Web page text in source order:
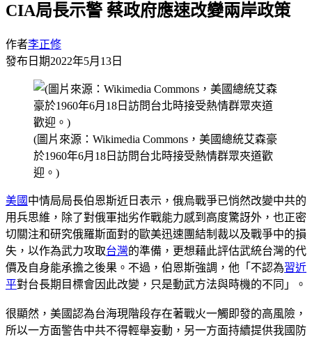
CIA局長示警 蔡政府應速改變兩岸政策
作者李正修
發布日期2022年5月13日
(圖片來源：Wikimedia Commons，美國總統艾森豪
於1960年6月18日訪問台北時接受熱情群眾夾道歡
迎。)
美國 中情局局長伯恩斯近日表示，俄烏戰爭已悄然改變中共的
用兵思維，除了對俄軍拙劣作戰能力感到高度驚訝外，也正密
切關注和研究俄羅斯面對的歐美迅速團結制裁以及戰爭中的損
失，以作為武力攻取台灣的準備，更想藉此評估武統台灣的代
價及自身能承擔之後果。不過，伯恩斯強調，他「不認為習近
平對台長期目標會因此改變，只是動武方法與時機的不同」。
很顯然，美國認為台海現階段存在著戰火一觸即發的高風險，
所以一方面警告中共不得輕舉妄動，另一方面持續提供我國防